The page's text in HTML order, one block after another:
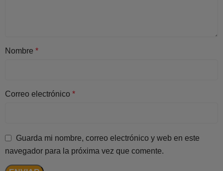
Nombre *
Correo electrónico *
Guarda mi nombre, correo electrónico y web en este
navegador para la próxima vez que comente.